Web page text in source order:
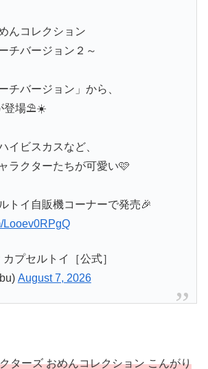
んコレクション
チバージョン２～
チバージョン」から、
登場⛱️☀️
イビスカスなど、
ラクターたちが可愛い🩷
トイ自販機コーナーで発売🎉
Looev0RPgQ
プセルトイ［公式］
August 7, 2026
ターズ おめんコレクション こんがり